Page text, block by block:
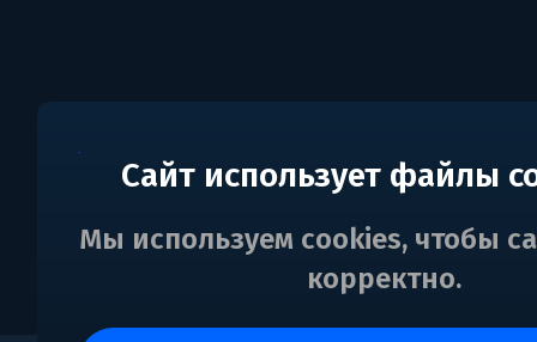
Сайт использует файлы
Мы используем cookies, чтобы
корректно.